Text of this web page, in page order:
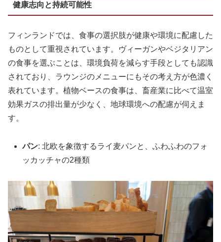
健康志向と持続可能性
フィンランドでは、食事の選択肢が健康や環境に配慮した
ものとして重視されています。ヴィーガンやベジタリアン
の食事を選ぶことは、環境負荷を減らす手段としても認識
されており、ラウンジのメニューにもその考え方が色濃く
表れています。植物ベースの食事は、畜産業に比べて温室
効果ガスの排出量が少なく、地球環境への配慮が伺えま
す。
パン: 北欧を象徴するライ麦パンと、ふわふわのフォ
ッカッチャの2種類